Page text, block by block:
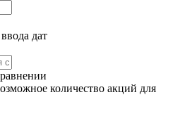
дат
количество акций для